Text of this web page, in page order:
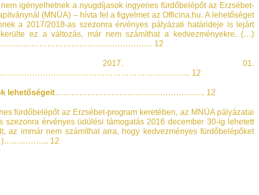
igényelhetnek a nyugdíjasok ingyenes fürdőbelépőt az Erzsébet-
(MNÜA) – hívta fel a figyelmet az Officina.hu. A lehetőséget
a 2017/2018-as szezonra érvényes pályázati határideje is lejárt
ez a változás, már nem számíthat a kedvezményekre. (…)
12
– 2017. 01.
12
lehetőségeit……………………………………………….. 12
fürdőbelépőt az Erzsébet-program keretében, az MNÜA pályázatai
szezonra érvényes üdülési támogatás 2016 december 30-ig lehetett
az immár nem számíthat arra, hogy kedvezményes fürdőbelépőket
(…)…………….. 12